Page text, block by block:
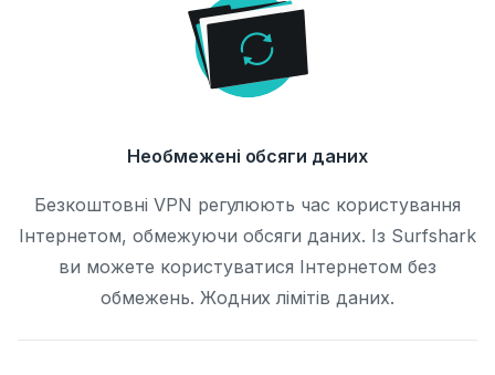
Необмежені обсяги даних
Безкоштовні VPN регулюють час користування
Інтернетом, обмежуючи обсяги даних. Із Surfshark
ви можете користуватися Інтернетом без
обмежень. Жодних лімітів даних.